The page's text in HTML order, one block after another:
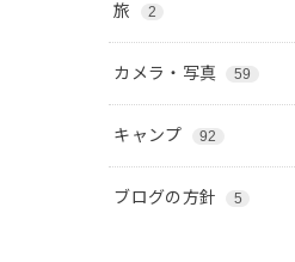
旅 2
カメラ・写真 59
キャンプ 92
ブログの方針 5